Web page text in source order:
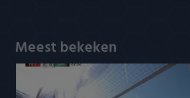
Sparta
Meest bekeken